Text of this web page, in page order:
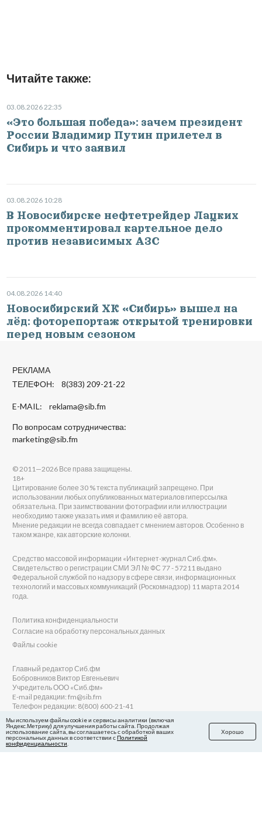
Читайте также:
03.08.2026 22:35
«Это большая победа»: зачем президент
России Владимир Путин прилетел в
Сибирь и что заявил
03.08.2026 10:28
В Новосибирске нефтетрейдер Лацких
прокомментировал картельное дело
против независимых АЗС
04.08.2026 14:40
Новосибирский ХК «Сибирь» вышел на
лёд: фоторепортаж открытой тренировки
перед новым сезоном
РЕКЛАМА
ТЕЛЕФОН: 8(383) 209-21-22
E-MAIL: reklama@sib.fm
По вопросам сотрудничества:
marketing@sib.fm
© 2011—2026 Все права защищены.
18+
Цитирование более 30 % текста публикаций запрещено. При
использовании любых опубликованных материалов гиперссылка
обязательна. При заимствовании фотографии или иллюстрации
необходимо также указать имя и фамилию её автора.
Мнение редакции не всегда совпадает с мнением авторов. Особенно в
таком жанре, как авторские колонки.
Средство массовой информации «Интернет-журнал Сиб.фм».
Свидетельство о регистрации СМИ ЭЛ № ФС 77 - 57211 выдано
Федеральной службой по надзору в сфере связи, информационных
технологий и массовых коммуникаций (Роскомнадзор) 11 марта 2014
года.
Политика конфиденциальности
Согласие на обработку персональных данных
Файлы cookie
Главный редактор Сиб.фм
Бобровников Виктор Евгеньевич
Учредитель ООО «Сиб.фм»
E-mail редакции: fm@sib.fm
Телефон редакции: 8(800) 600-21-41
Сайт разработан и поддерживается Технодзен
Мы используем файлы cookie и сервисы аналитики (включая
Яндекс.Метрику) для улучшения работы сайта. Продолжая
использование сайта, вы соглашаетесь с обработкой ваших
персональных данных в соответствии сПолитикой
конфиденциальности
Хорошо